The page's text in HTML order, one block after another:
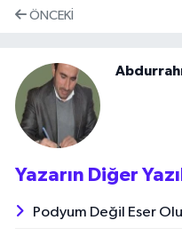
ÖNCEKI
Yazarın Diğer
Podyum Değil Eser